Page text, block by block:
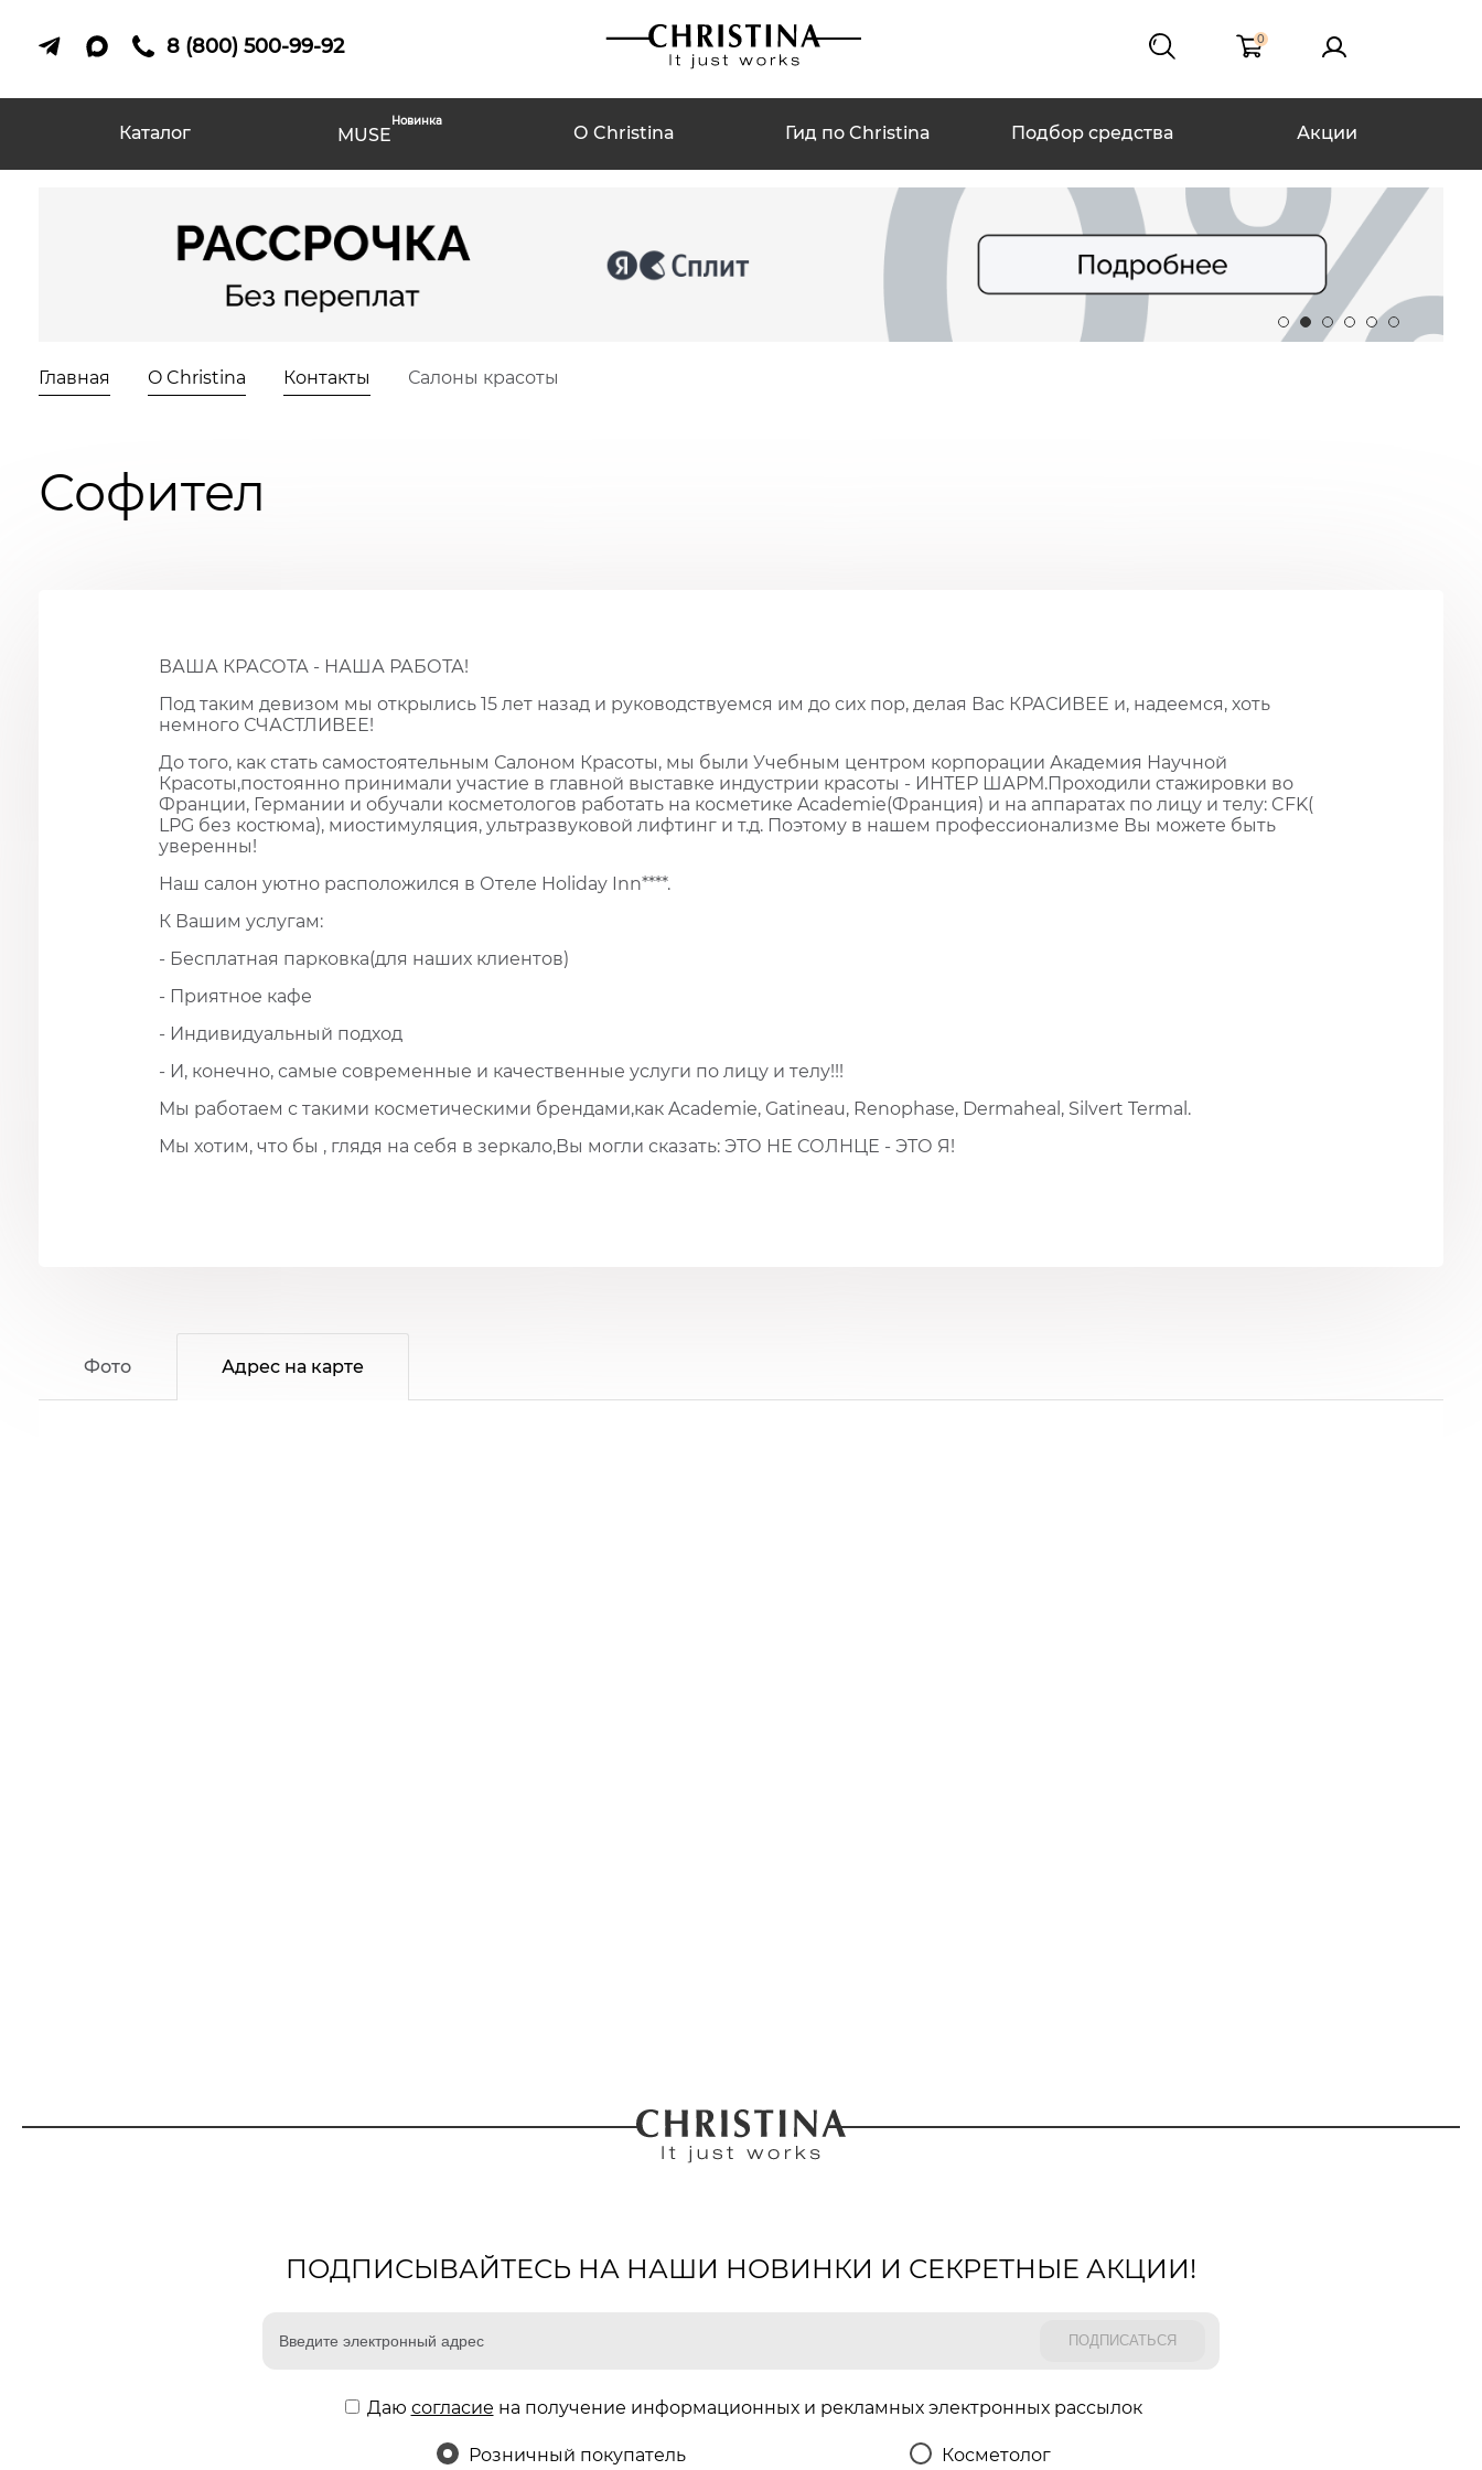
8 (800) 500-99-92 0
Каталог MUSE
Новинка
О Christina Гид по Christina Подбор средства Акции
Главная O Christina Контакты Салоны красоты
Софител
ВАША КРАСОТА - НАША РАБОТА!
Под таким девизом мы открылись 15 лет назад и руководствуемся им до сих пор, делая Вас КРАСИВЕЕ и, надеемся, хоть
немного СЧАСТЛИВЕЕ!
До того, как стать самостоятельным Салоном Красоты, мы были Учебным центром корпорации Академия Научной
Красоты,постоянно принимали участие в главной выставке индустрии красоты - ИНТЕР ШАРМ.Проходили cтажировки во
Франции, Германии и обучали косметологов работать на косметике Academie(Франция) и на аппаратах по лицу и телу: CFK(
LPG без костюма), миостимуляция, ультразвуковой лифтинг и т.д. Поэтому в нашем профессионализме Вы можете быть
уверенны!
Наш салон уютно расположился в Отеле Holiday Inn****.
К Вашим услугам:
- Бесплатная парковка(для наших клиентов)
- Приятное кафе
- Индивидуальный подход
- И, конечно, самые современные и качественные услуги по лицу и телу!!!
Мы работаем с такими косметическими брендами,как Academie, Gatineau, Renophase, Dermaheal, Silvert Termal.
Мы хотим, что бы , глядя на себя в зеркало,Вы могли сказать: ЭТО НЕ СОЛНЦЕ - ЭТО Я!
Фото Адрес на карте
ПОДПИСЫВАЙТЕСЬ НА НАШИ НОВИНКИ И СЕКРЕТНЫЕ АКЦИИ!
Даю согласие на получение информационных и рекламных электронных рассылок
Розничный покупатель Косметолог